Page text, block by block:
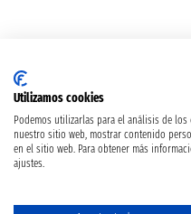
Utilizamos cookies
Podemos utilizarlas para el análisis de
nuestro sitio web, mostrar contenido
en el sitio web. Para obtener más
ajustes.